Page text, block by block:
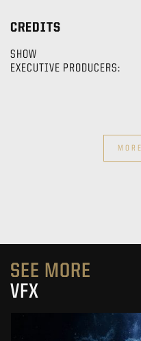
CREDITS
SHOW
EXECUTIVE PRODUCERS:
SEE MORE
VFX